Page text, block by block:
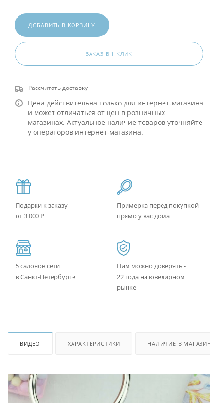
ДОБАВИТЬ В КОРЗИНУ
ЗАКАЗ В 1 КЛИК
Рассчитать доставку
Цена действительна только для интернет-магазина
и может отличаться от цен в розничных
магазинах. Актуальное наличие товаров уточняйте
у операторов интернет-магазина.
Подарки к заказу
от 3 000 ₽
Примерка перед покупкой
прямо у вас дома
5 салонов сети
в Санкт-Петербурге
Нам можно доверять -
22 года на ювелирном
рынке
ВИДЕО ХАРАКТЕРИСТИКИ НАЛИЧИЕ В